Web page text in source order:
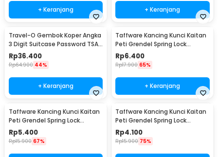
+ Keranjang + Keranjang
Travel-O Gembok Koper Angka
3 Digit Suitcase Password TSA
Lock - TSA-525
Rp36.400
Rp64.900 44%
+ Keranjang
Taffware Kancing Kunci Kaitan
Peti Grendel Spring Lock
Stainless Steel XL - J107
Rp6.400
Rp17.900 65%
+ Keranjang
Taffware Kancing Kunci Kaitan
Peti Grendel Spring Lock
Stainless Steel L - J107
Rp5.400
Rp15.900 67%
Taffware Kancing Kunci Kaitan
Peti Grendel Spring Lock
Stainless Steel M - J107
Rp4.100
Rp15.900 75%